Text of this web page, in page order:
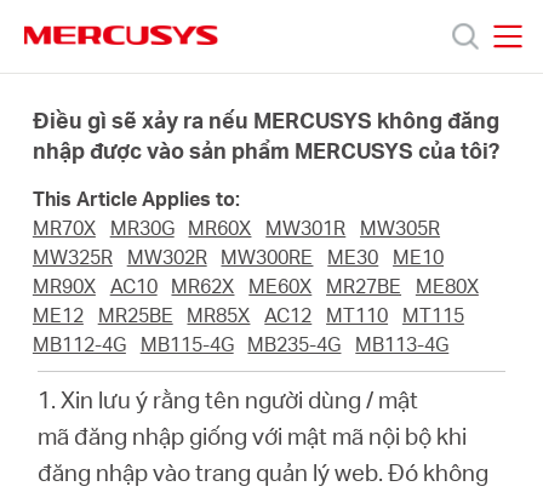
navigation
thiệu
Điều gì sẽ xảy ra nếu MERCUSYS không đăng
nhập được vào sản phẩm MERCUSYS của tôi?
This Article Applies to:
MR70X
MR30G MR60X MW301R
MW305R
MW325R
MW302R MW300RE ME30
ME10
MR90X
AC10 MR62X ME60X MR27BE
ME80X
ME12
MR25BE MR85X AC12 MT110
MT115
MB112-4G
MB115-4G MB235-4G MB113-4G
1. Xin lưu ý rằng tên người dùng / mật
mã đăng nhập giống với mật mã nội bộ khi
đăng nhập vào trang quản lý web. Đó không